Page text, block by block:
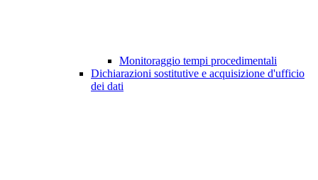
Monitoraggio tempi procedimentali
Dichiarazioni sostitutive e acquisizione d'ufficio
dei dati